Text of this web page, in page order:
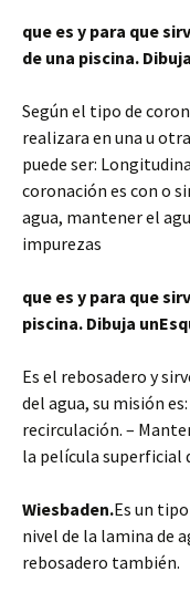
que es y para que
de una piscina.
Según el tipo de
realizara en una u
puede ser:
coronación es con o
agua, mantener el
impurezas
que es y para que
piscina. Dibuja
Es el rebosadero y
del agua, su misión
recirculación. –
la película superficial
Wiesbaden.Es un
nivel de la lamina de
rebosadero también.